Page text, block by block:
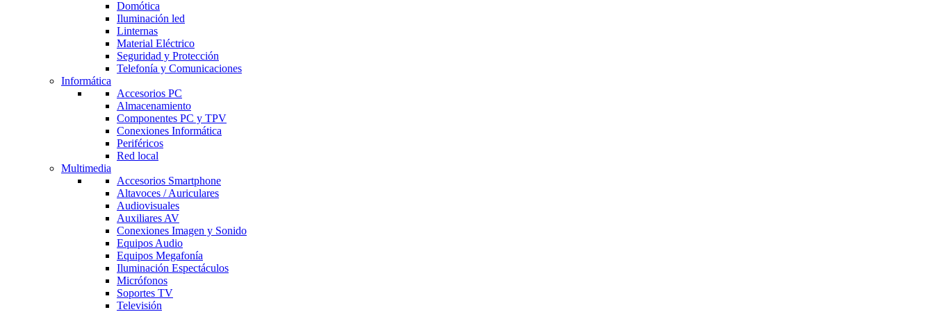
Domótica
Iluminación led
Linternas
Material Eléctrico
Seguridad y Protección
Telefonía y Comunicaciones
Informática
Accesorios PC
Almacenamiento
Componentes PC y TPV
Conexiones Informática
Periféricos
Red local
Multimedia
Accesorios Smartphone
Altavoces / Auriculares
Audiovisuales
Auxiliares AV
Conexiones Imagen y Sonido
Equipos Audio
Equipos Megafonía
Iluminación Espectáculos
Micrófonos
Soportes TV
Televisión